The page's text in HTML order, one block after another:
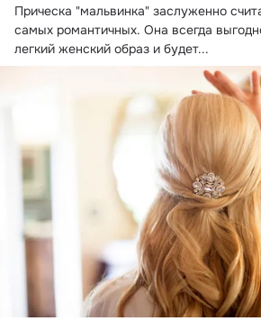
Прическа "мальвинка" заслуженно
самых романтичных. Она всегда
легкий женский образ и будет...